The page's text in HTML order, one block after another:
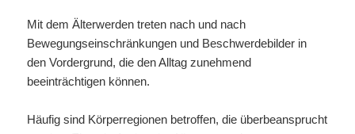
Mit dem Älterwerden treten nach und nach
Bewegungseinschränkungen und Beschwerdebilder in
den Vordergrund, die den Alltag zunehmend
beeinträchtigen können.
Häufig sind Körperregionen betroffen, die überbeansprucht